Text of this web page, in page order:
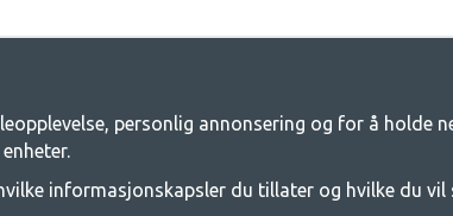
- Din butikk for camping og
annet utstyr for camping og friluftsliv. Målet vårt er å tilby
personlig annonsering og for å holde
informasjonskapsler du tillater og hvilke du vil